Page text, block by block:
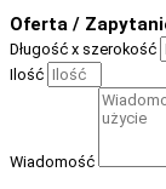
Oferta /
Długość x szerokość
Ilość
Wiadomość